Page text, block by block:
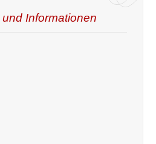
Informationen